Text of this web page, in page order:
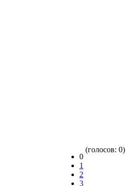
0
1
2
3
(голосов: 0)